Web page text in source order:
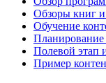
Обзоры книг и
Обучение
Планирование
Полевой этап
Пример